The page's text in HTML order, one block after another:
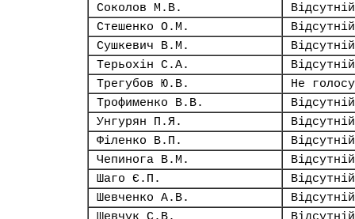
Соколов М.В.
Відсутній
Стешенко О.М.
Відсутній
Сушкевич В.М.
Відсутній
Терьохін С.А.
Відсутній
Трегубов Ю.В.
Не
Трофименко В.В.
Відсутній
Унгурян П.Я.
Відсутній
Філенко В.П.
Відсутній
Чепинога В.М.
Відсутній
Шаго Є.П.
Відсутній
Шевченко А.В.
Відсутній